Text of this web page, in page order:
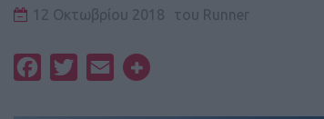
12 Οκτωβρίου 2018 του Runner
FacebookTwitterEmail